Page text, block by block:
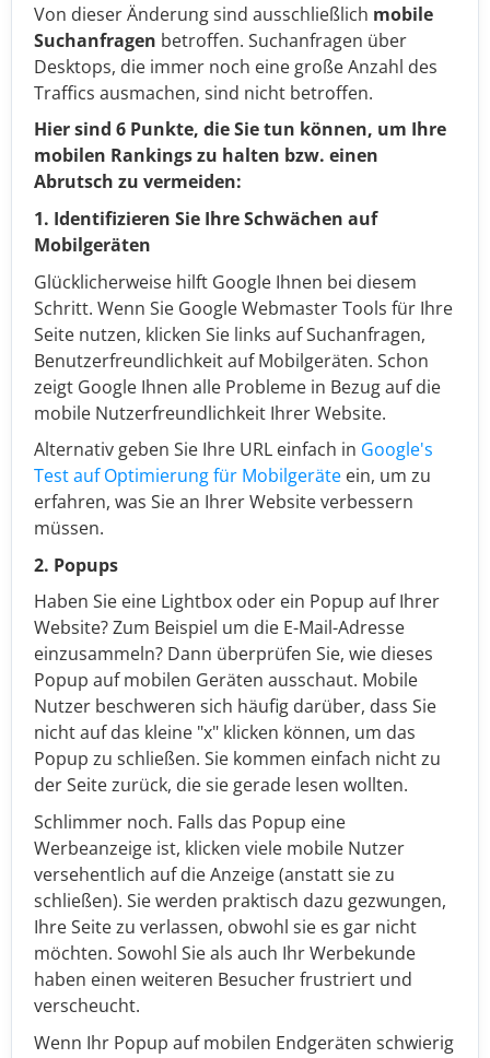
Von dieser Änderung sind ausschließlich mobile
Suchanfragen betroffen. Suchanfragen über
Desktops, die immer noch eine große Anzahl des
Traffics ausmachen, sind nicht betroffen.
Hier sind 6 Punkte, die Sie tun können, um Ihre
mobilen Rankings zu halten bzw. einen
Abrutsch zu vermeiden:
1. Identifizieren Sie Ihre Schwächen auf
Mobilgeräten
Glücklicherweise hilft Google Ihnen bei diesem
Schritt. Wenn Sie Google Webmaster Tools für Ihre
Seite nutzen, klicken Sie links auf Suchanfragen,
Benutzerfreundlichkeit auf Mobilgeräten. Schon
zeigt Google Ihnen alle Probleme in Bezug auf die
mobile Nutzerfreundlichkeit Ihrer Website.
Alternativ geben Sie Ihre URL einfach in Google's
Test auf Optimierung für Mobilgeräte ein, um zu
erfahren, was Sie an Ihrer Website verbessern
müssen.
2. Popups
Haben Sie eine Lightbox oder ein Popup auf Ihrer
Website? Zum Beispiel um die E-Mail-Adresse
einzusammeln? Dann überprüfen Sie, wie dieses
Popup auf mobilen Geräten ausschaut. Mobile
Nutzer beschweren sich häufig darüber, dass Sie
nicht auf das kleine "x" klicken können, um das
Popup zu schließen. Sie kommen einfach nicht zu
der Seite zurück, die sie gerade lesen wollten.
Schlimmer noch. Falls das Popup eine
Werbeanzeige ist, klicken viele mobile Nutzer
versehentlich auf die Anzeige (anstatt sie zu
schließen). Sie werden praktisch dazu gezwungen,
Ihre Seite zu verlassen, obwohl sie es gar nicht
möchten. Sowohl Sie als auch Ihr Werbekunde
haben einen weiteren Besucher frustriert und
verscheucht.
Wenn Ihr Popup auf mobilen Endgeräten schwierig